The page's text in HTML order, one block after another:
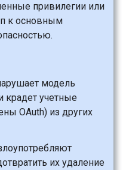
привилегии или
к основным
модель
крадет учетные
OAuth) из других
их удаление